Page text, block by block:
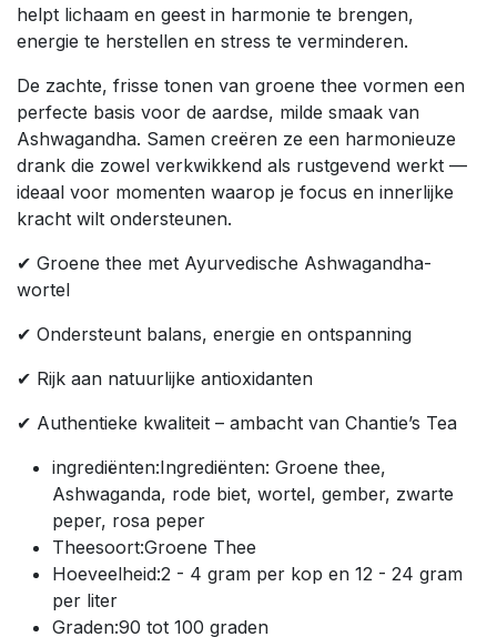
helpt lichaam en geest in harmonie te brengen,
energie te herstellen en stress te verminderen.
De zachte, frisse tonen van groene thee vormen een
perfecte basis voor de aardse, milde smaak van
Ashwagandha. Samen creëren ze een harmonieuze
drank die zowel verkwikkend als rustgevend werkt —
ideaal voor momenten waarop je focus en innerlijke
kracht wilt ondersteunen.
✔ Groene thee met Ayurvedische Ashwagandha-
wortel
✔ Ondersteunt balans, energie en ontspanning
✔ Rijk aan natuurlijke antioxidanten
✔ Authentieke kwaliteit – ambacht van Chantie’s Tea
ingrediënten:Ingrediënten: Groene thee,
Ashwaganda, rode biet, wortel, gember, zwarte
peper, rosa peper
Theesoort:Groene Thee
Hoeveelheid:2 - 4 gram per kop en 12 - 24 gram
per liter
Graden:90 tot 100 graden